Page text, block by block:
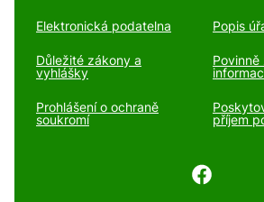
Elektronická podatelna Popis
Důležité zákony a
vyhlášky
Prohlášení o ochraně
soukromí
příjem